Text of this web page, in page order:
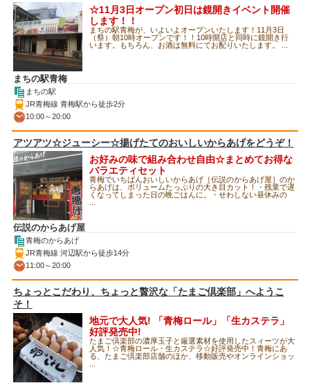
☆11月3日オープン初日は鏡開きイベント開催
します！！
まちの駅青梅が、いよいよオープンいたします！11月3日
（祭）朝10時オープンです！！10時開店と同時に鏡開き行
います。もちろん、お酒は無料にてお配りいたします。 ...
まちの駅青梅
まちの駅
JR青梅線 青梅駅から徒歩2分
10:00～20:00
アツアツ☆ジューシー☆揚げたてのおいしいからあげをどうぞ！
お好みの味で組み合わせ自由☆まとめてお得な
バラエティセット
青梅でいちばんおいしいからあげ［伝説のからあげ屋］のか
らあげは、ボリュームたっぷりの大き目カット！・残業で遅
くなってしまった日の晩ごはんに。・せわしない昼休みの
伝説のからあげ屋
青梅のからあげ
JR青梅線 河辺駅から徒歩14分
11:00～20:00
ちょっとこだわり、ちょっと贅沢な「たまご倶楽部」へようこ
そ！
地元で大人気! 「青梅ロール」「生カステラ」
好評発売中!
たまご倶楽部の濃厚玉子と厳選素材を使用したスィーツが大
人気！☆青梅ロール・生カステラ☆好評発売中！青梅にあ
る、たまご倶楽部店舗のほか、移動販売やオンラインショッ